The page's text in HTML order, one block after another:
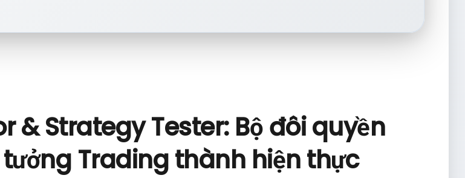
& Strategy Tester: Bộ đôi quyền
Trading thành hiện thực